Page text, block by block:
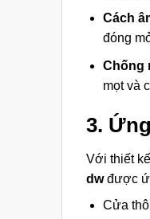
Cách
đóng
Chống
mọt và
3.
Với thiết
dwđược
Cửa